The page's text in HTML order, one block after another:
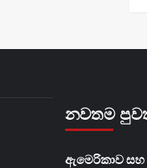
නවතම
ඇමෙරිකාව සහ